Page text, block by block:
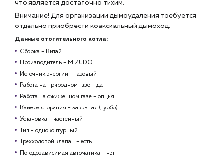
что является достаточно тихим.
Внимание! Для организации дымоудаления требуется
отдельно приобрести коаксиальный дымоход.
Данные отопительного котла:
Сборка - Китай
Производитель - MIZUDO
Источник энергии - газовый
Работа на природном газе - да
Работа на сжиженном газе - опция
Камера сгорания - закрытая (турбо)
Установка - настенный
Тип - одноконтурный
Трехходовой клапан - есть
Погодозависимая автоматика - нет